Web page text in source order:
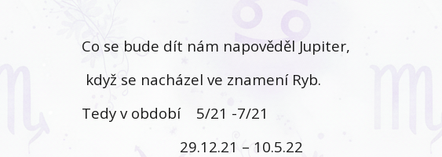
Co se bude dít nám napověděl Jupiter,
když se nacházel ve znamení Ryb.
Tedy v období 5/21 -7/21
29.12.21 – 10.5.22